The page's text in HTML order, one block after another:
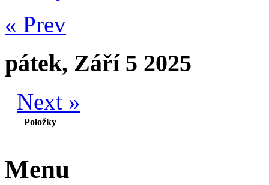
« Prev
pátek, Září 5 2025
Next »
Položky
Menu